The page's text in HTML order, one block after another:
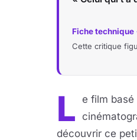
Fiche technique
Cette critique
L e film basé
découvrir ce